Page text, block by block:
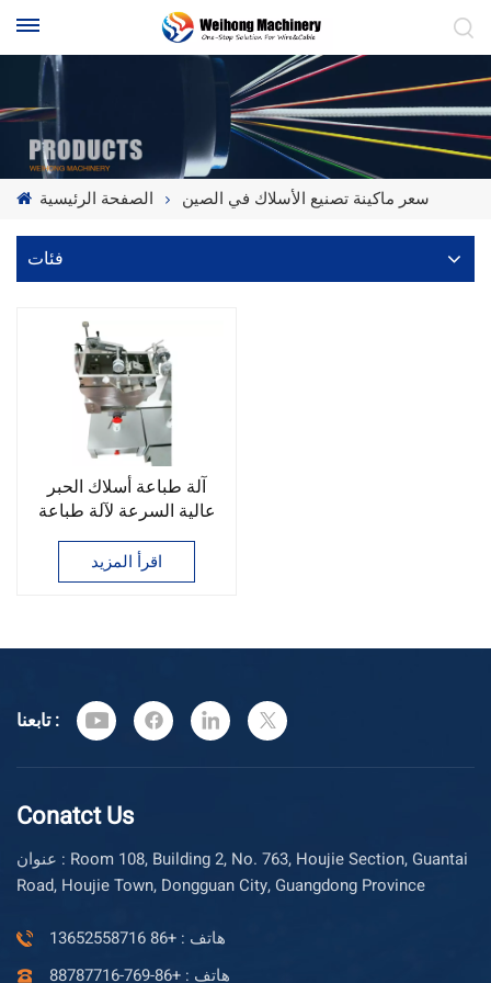
الصفحة الرئيسية سعر ماكينة تصنيع الأسلاك في الصين
فئات
آلة طباعة أسلاك الحبر
عالية السرعة لآلة طباعة
أسلاك الكابلات للبيع
اقرأ المزيد
تابعنا :
Conatct Us
عنوان : Room 108, Building 2, No. 763, Houjie Section, Guantai
Road, Houjie Town, Dongguan City, Guangdong Province
هاتف : +86 13652558716
هاتف : +86-769-88787716